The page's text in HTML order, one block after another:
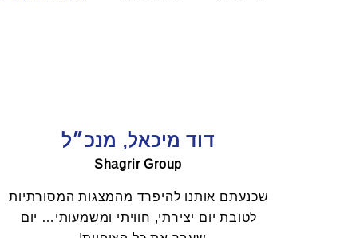
דוד מיכאל, מנכ״ל
Shagrir Group
שכנעתם אותנו להיפרד מהמצגות המסורתיות
לטובת יום יצירתי, חוויתי ומשמעותי… יום